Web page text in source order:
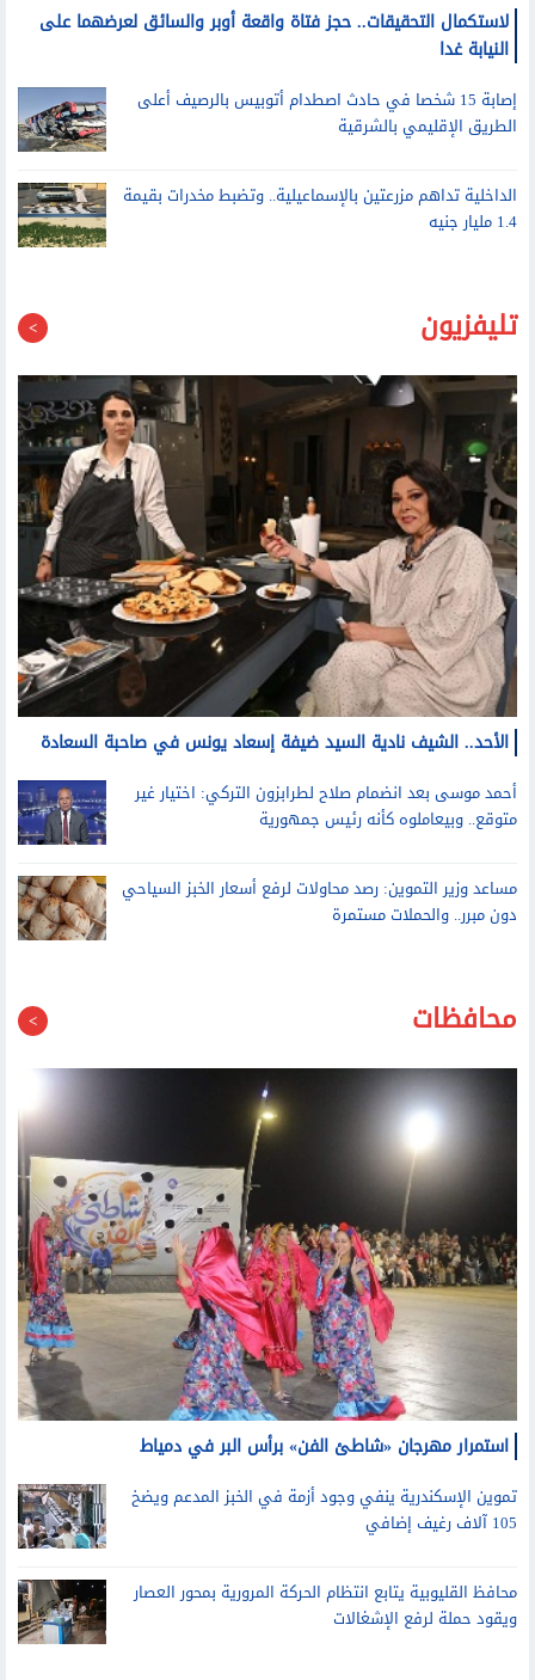
الداخلية تداهم مزرعتين بالإسماعيلية.. وتضبط مخدرات بقيمة
تليفزيون
الأحد.. الشيف نادية السيد ضيفة إسعاد يونس في صاحبة السعادة
أحمد موسى بعد انضمام صلاح لطرابزون التركي: اختيار غير
متوقع.. وبيعاملوه كأنه رئيس جمهورية
مساعد وزير التموين: رصد محاولات لرفع أسعار الخبز السياحي
دون مبرر.. والحملات مستمرة
محافظات
استمرار مهرجان «شاطئ الفن» برأس البر في دمياط
تموين الإسكندرية ينفي وجود أزمة في الخبز المدعم ويضخ
محافظ القليوبية يتابع انتظام الحركة المرورية بمحور العصار
مرأة